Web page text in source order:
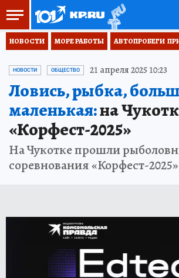
НОВОСТИ МОРЕ РАБОТЫ АВТОПРОБЕГИ
НОВОСТИ ОБЩЕСТВО 21 апреля 2025 10:23
Ловись, рыбка,
маленькая:на
«Корфест-2025»
На Чукотке прошли
соревнования «Корфест-2025»